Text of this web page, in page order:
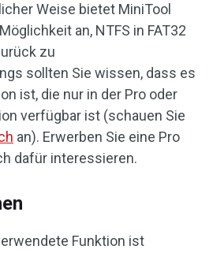
Weise bietet MiniTool
an, NTFS in FAT32
zu
sollten Sie wissen, dass es
ist, die nur in der Pro oder
verfügbar ist (schauen Sie
an). Erwerben Sie eine Pro
dafür interessieren.
Funktion ist